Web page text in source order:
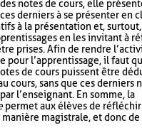
notes de cours, elle
derniers à se présenter en
à la présentation et,
en les invitant à
prises. Afin de rendre
pour l’apprentissage, il faut
de cours puissent être
cours, sans que ces derniers
l’enseignant. En somme, la
permet aux élèves de réfléchir
magistrale, et donc